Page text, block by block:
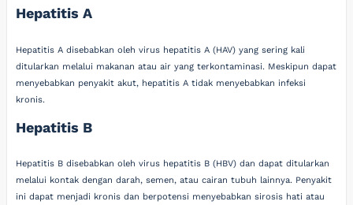
Hepatitis A
Hepatitis A disebabkan oleh virus hepatitis A (HAV) yang sering kali
ditularkan melalui makanan atau air yang terkontaminasi. Meskipun dapat
menyebabkan penyakit akut, hepatitis A tidak menyebabkan infeksi
kronis.
Hepatitis B
Hepatitis B disebabkan oleh virus hepatitis B (HBV) dan dapat ditularkan
melalui kontak dengan darah, semen, atau cairan tubuh lainnya. Penyakit
ini dapat menjadi kronis dan berpotensi menyebabkan sirosis hati atau